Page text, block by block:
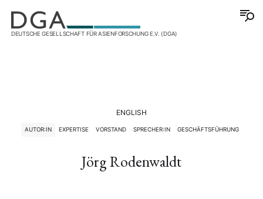
DEUTSCHE GESELLSCHAFT FÜR ASIENFORSCHUNG E.V. (DGA)
ENGLISH
AUTOR:IN EXPERTISE VORSTAND SPRECHER:IN GESCHÄFTSFÜHRUNG
Jörg Rodenwaldt